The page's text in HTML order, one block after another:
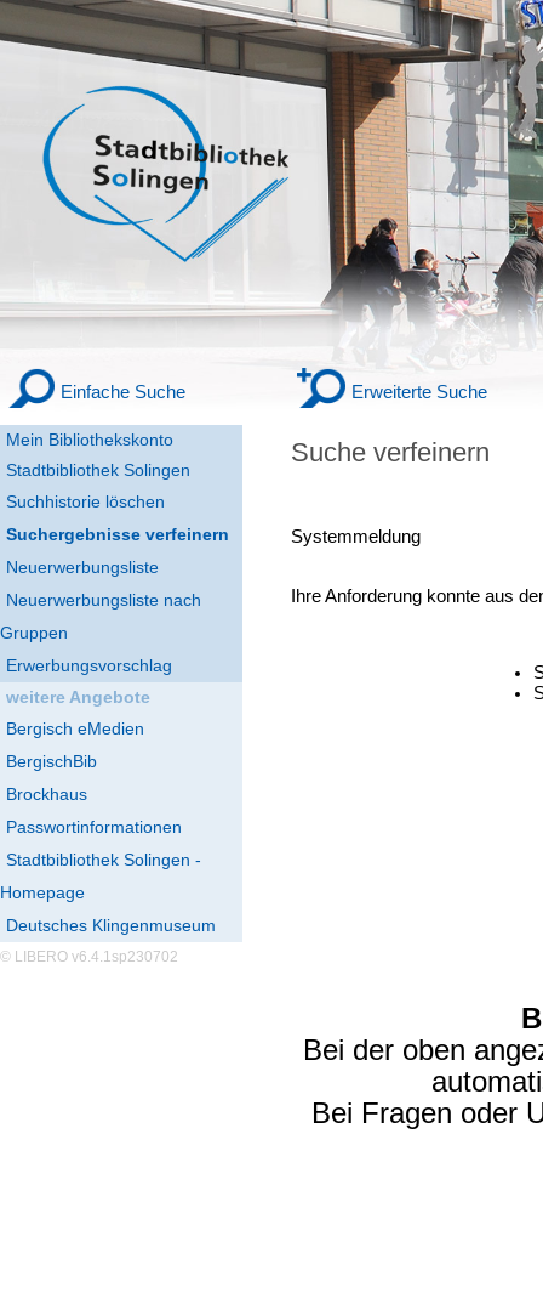
Mein Bibliothekskonto
Stadtbibliothek Solingen
Einfache Suche Erweiterte Suche
Suchhistorie löschen
Suchergebnisse verfeinern
Neuerwerbungsliste
Neuerwerbungsliste nach
Gruppen
Erwerbungsvorschlag
weitere Angebote
Bergisch eMedien
BergischBib
Brockhaus
Passwortinformationen
Stadtbibliothek Solingen -
Homepage
Deutsches Klingenmuseum
© LIBERO v6.4.1sp230702
Suche verfeinern
Systemmeldung
Ihre Anforderung konnte aus
Bei der oben
Bei Fragen oder